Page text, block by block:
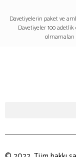
Davetiyelerin paket ve
Davetiyeler 100